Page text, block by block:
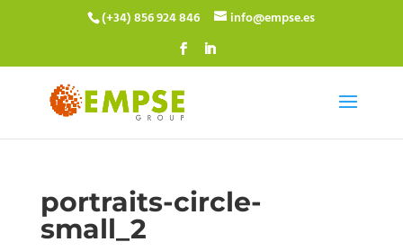
(+34) 856 924 846 info@empse.es
portraits-circle-
small_2